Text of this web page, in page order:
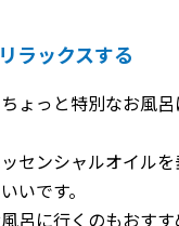
ラックスする
ょっと特別なお風
センシャルオイル
いです。
呂に行くのもおすす